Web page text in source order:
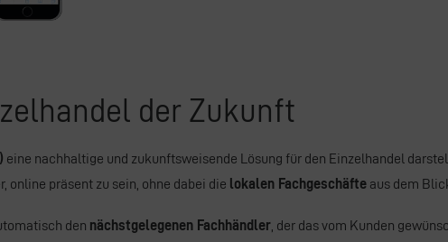
der Zukunft
eine nachhaltige und zukunftsweisende Lösung für den Einzelhandel
präsent zu sein, ohne dabei die lokalen Fachgeschäfteaus dem
den nächstgelegenen Fachhändler, der das vom Kunden